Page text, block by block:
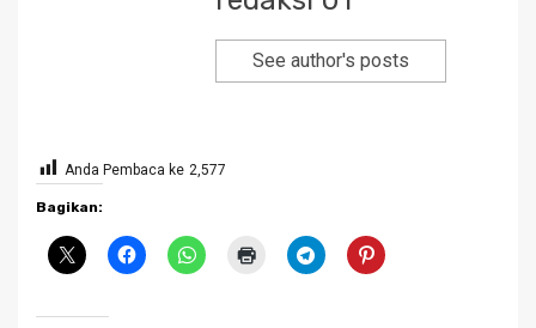
See author's posts
Anda Pembaca ke 2,577
Bagikan: